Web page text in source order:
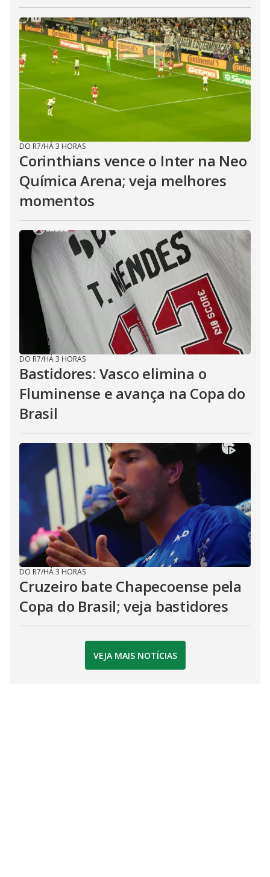
DO R7/HÁ 3 HORAS
Corinthians vence o Inter na Neo
Química Arena; veja melhores
momentos
DO R7/HÁ 3 HORAS
Bastidores: Vasco elimina o
Fluminense e avança na Copa do
Brasil
DO R7/HÁ 3 HORAS
Cruzeiro bate Chapecoense pela
Copa do Brasil; veja bastidores
VEJA MAIS NOTÍCIAS